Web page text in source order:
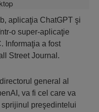
aplicaţia ChatGPT şi
o super-aplicaţie
Informaţia a fost
Street Journal.
general al
va fi cel care va
preşedintelui